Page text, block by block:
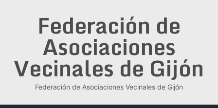
Federación de
Asociaciones
Vecinales de Gijón
Federación de Asociaciones Vecinales de Gijón